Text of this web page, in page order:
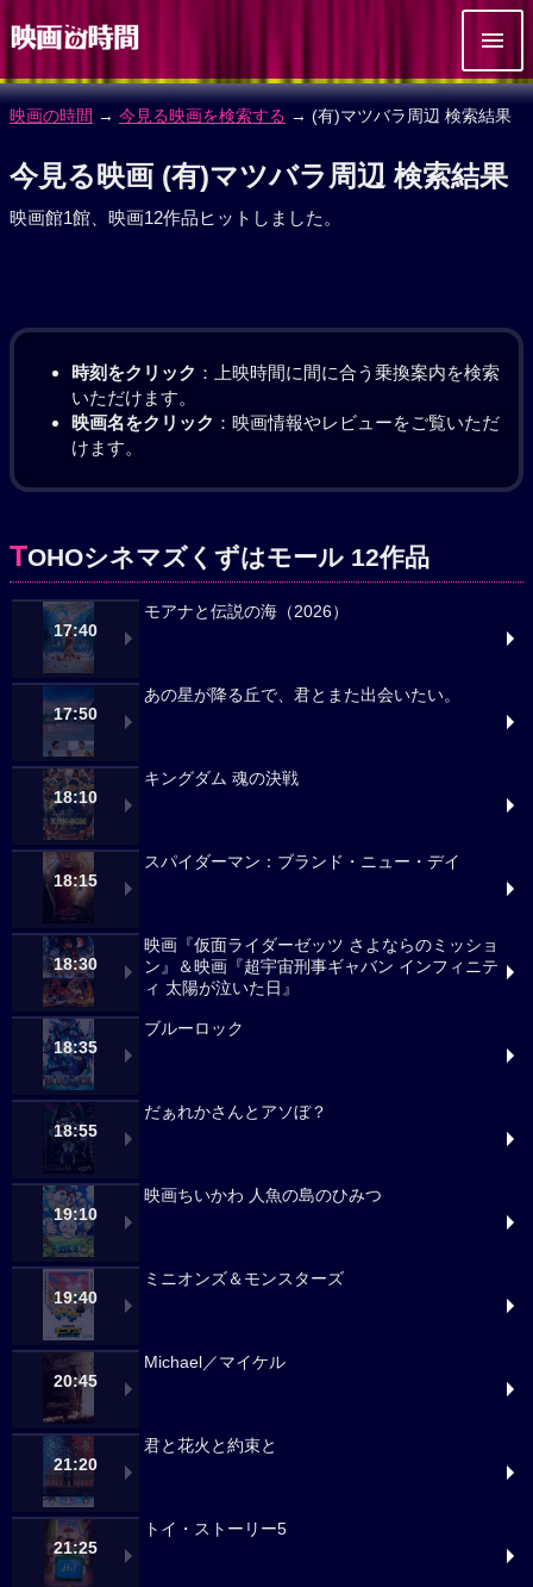
映画の時間 → 今見る映画を検索する → (有)マツバラ周辺 検索結果
今見る映画 (有)マツバラ周辺 検索結果
映画館1館、映画12作品ヒットしました。
時刻をクリック ：上映時間に間に合う乗換案内を検索
いただけます。
映画名をクリック ：映画情報やレビューをご覧いただ
けます。
TOHOシネマズくずはモール 12作品
17:40
モアナと伝説の海（2026）
17:50
あの星が降る丘で、君とまた出会いたい。
18:10
キングダム 魂の決戦
18:15
スパイダーマン：ブランド・ニュー・デイ
18:30
映画『仮面ライダーゼッツ さよならのミッショ
ン』＆映画『超宇宙刑事ギャバン インフィニテ
ィ 太陽が泣いた日』
18:35
ブルーロック
18:55
だぁれかさんとアソぼ？
19:10
映画ちいかわ 人魚の島のひみつ
19:40
ミニオンズ＆モンスターズ
20:45
Michael／マイケル
21:20
君と花火と約束と
21:25
トイ・ストーリー5